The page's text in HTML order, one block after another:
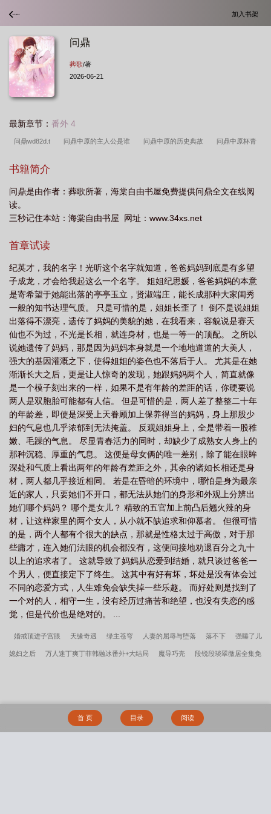
加入书架
问鼎
葬歌/著
2026-06-21
最新章节： 番外 4
问鼎wd82d.t 问鼎中原的主人公是谁 问鼎中原的历史典故 问鼎中原杯青
鼎.cn手机端
节 问鼎夏想全集 问鼎仙途苏十二最新章节列表 问鼎平台 问鼎资讯开工
首日派发利是
网 问鼎中原是谁的典故
鼎h5游戏官网入口 问鼎的鼎是什么意思 问鼎麻将胡了 问鼎(何常在)全文阅
读 问鼎中原的故事 问鼎.top 问鼎何常在全集 问鼎大舞台 问鼎何常
在全文阅读 问鼎pg电子游戏网站官网入口 问鼎游戏app 问鼎全文阅读免
费 问鼎中原的鼎是什么意思 问鼎苍穹 问鼎城市战略能级新区榜首 问鼎
中原的意思解释 问鼎仙途苏十二全文阅读 问鼎模拟器 问鼎十国 问鼎仙
途 问鼎苍穹手游官网 问鼎游戏app官方网站入口 问鼎夏想全文免费阅
读 问鼎国际-国际站 问鼎八字 问鼎入口 问鼎棋牌 问鼎轻重
鼎仙途苏十二 问鼎中原自行车骑游大会落幕 问鼎国际(PG) 问鼎游戏官
网 问鼎游戏官网今日正式上线 问鼎宫阙 问鼎游戏app入口 问鼎注册入
书籍简介
问鼎是由作者：葬歌所著，海棠自由书屋免费提供问鼎全文在线阅
读。
三秒记住本站：海棠自由书屋 网址：www.34xs.net
首章试读
纪英才，我的名字！光听这个名字就知道，爸爸妈妈到底是有多望
子成龙，才会给我起这么一个名字。 姐姐纪思媛，爸爸妈妈的本意
是寄希望于她能出落的亭亭玉立，贤淑端庄，能长成那种大家闺秀
一般的知书达理气质。 只是可惜的是，姐姐长歪了！ 倒不是说姐姐
出落得不漂亮，遗传了妈妈的美貌的她，在我看来，容貌说是赛天
仙也不为过，不光是长相，就连身材，也是一等一的顶配。 之所以
说她遗传了妈妈，那是因为妈妈本身就是一个地地道道的大美人，
强大的基因灌溉之下，使得姐姐的姿色也不落后于人。 尤其是在她
渐渐长大之后，更是让人惊奇的发现，她跟妈妈两个人，简直就像
是一个模子刻出来的一样，如果不是有年龄的差距的话，你硬要说
两人是双胞胎可能都有人信。 但是可惜的是，两人差了整整二十年
的年龄差，即使是深受上天眷顾加上保养得当的妈妈，身上那股少
妇的气息也几乎浓郁到无法掩盖。 反观姐姐身上，全是带着一股稚
嫩、毛躁的气息。 尽显青春活力的同时，却缺少了成熟女人身上的
那种沉稳、厚重的气息。 这便是母女俩的唯一差别，除了能在眼眸
深处和气质上看出两年的年龄有差距之外，其余的诸如长相还是身
材，两人都几乎接近相同。 若是在昏暗的环境中，哪怕是身为最亲
近的家人，只要她们不开口，都无法从她们的身形和外观上分辨出
她们哪个妈妈？ 哪个是女儿？ 精致的五官加上前凸后翘火辣的身
材，让这样家里的两个女人，从小就不缺追求和仰慕者。 但很可惜
的是，两个人都有个很大的缺点，那就是性格太过于高傲，对于那
些庸才，连入她们法眼的机会都没有，这便间接地劝退百分之九十
以上的追求者了。 这就导致了妈妈从恋爱到结婚，就只谈过爸爸一
个男人，便直接定下了终生。 这其中有好有坏，坏处是没有体会过
不同的恋爱方式，人生难免会缺失掉一些乐趣。 而好处则是找到了
一个对的人，相守一生，没有经历过痛苦和绝望，也没有失恋的感
觉，但是代价也是绝对的。 ...
婚戒顶进子宫眼 天缘奇遇 绿主苍穹 人妻的屈辱与堕落 落不下 强睡了儿
媳妇之后 万人迷丁爽丁菲韩融冰番外+大结局 魔导巧壳 段锐段琰翠微居全集免
冷板凳 BG肉文随笔 阿意（前姐弟后父女 慕予
首 页 目录 阅读